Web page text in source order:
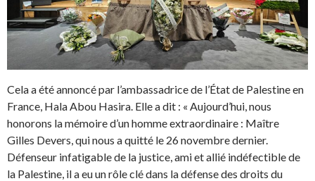
Cela a été annoncé par l’ambassadrice de l’État de Palestine en
France, Hala Abou Hasira. Elle a dit : « Aujourd’hui, nous
honorons la mémoire d’un homme extraordinaire : Maître
Gilles Devers, qui nous a quitté le 26 novembre dernier.
Défenseur infatigable de la justice, ami et allié indéfectible de
la Palestine, il a eu un rôle clé dans la défense des droits du